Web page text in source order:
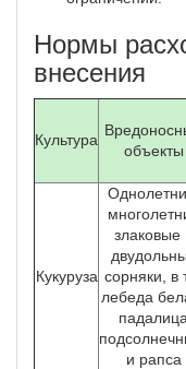
Нормы
внесения
Культура
объекты
Кукуруза
злаковые
сорняки, в
лебеда
падалица
и рапса